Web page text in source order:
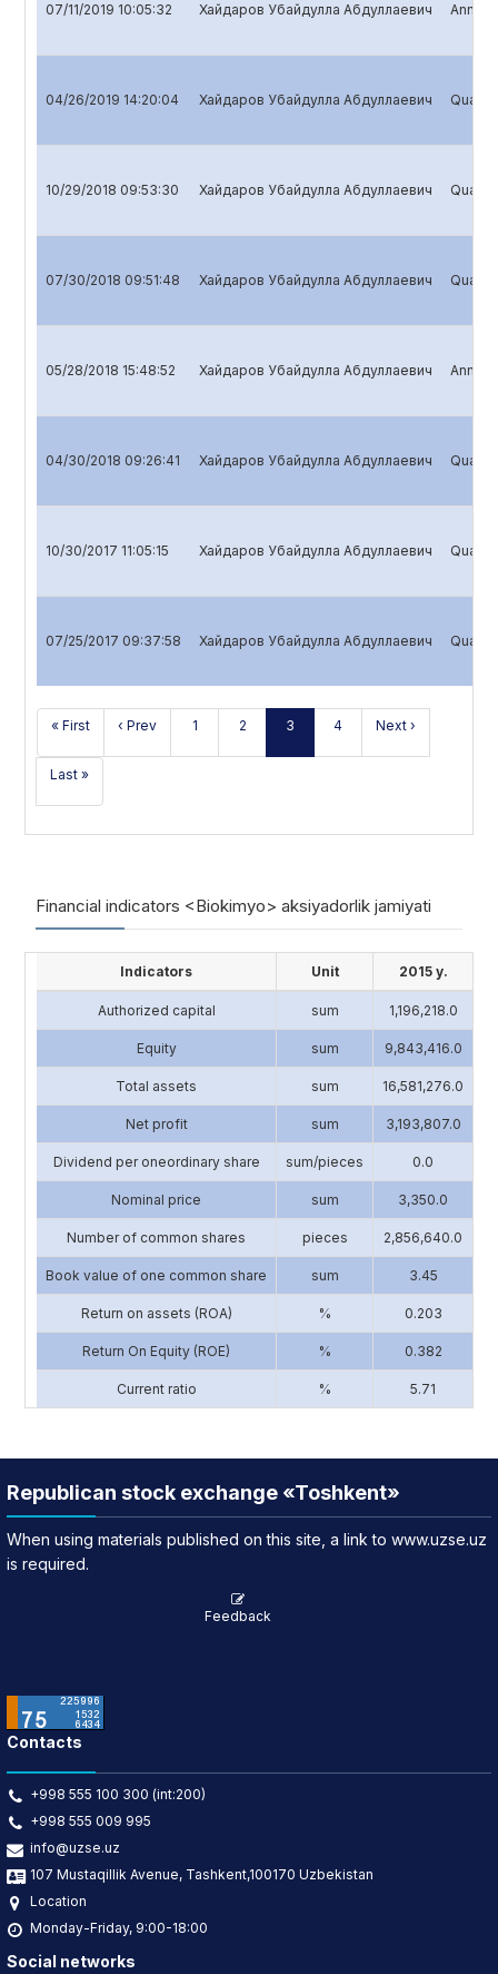
07/11/2019 10:05:32 Хайдаров Убайдулла Абдуллаевич
04/26/2019 14:20:04 Хайдаров Убайдулла Абдуллаевич
10/29/2018 09:53:30 Хайдаров Убайдулла Абдуллаевич
07/30/2018 09:51:48 Хайдаров Убайдулла Абдуллаевич
05/28/2018 15:48:52 Хайдаров Убайдулла Абдуллаевич
04/30/2018 09:26:41 Хайдаров Убайдулла Абдуллаевич
10/30/2017 11:05:15 Хайдаров Убайдулла Абдуллаевич
07/25/2017 09:37:58 Хайдаров Убайдулла Абдуллаевич
« First ‹ Prev 1 2 3 4 Next ›
Last »
Financial indicators <Biokimyo> aksiyadorlik jamiyati
Indicators Unit 2015 y.
Authorized capital sum 1,196,218.0
Equity sum 9,843,416.0
Total assets sum 16,581,276.0
Net profit sum 3,193,807.0
Dividend per oneordinary share sum/pieces 0.0
Nominal price sum 3,350.0
Number of common shares pieces 2,856,640.0
Book value of one common share sum 3.45
Return on assets (ROA) % 0.203
Return On Equity (ROE) % 0.382
Current ratio % 5.71
Republican stock exchange «Toshkent»
When using materials published on this site, a link to www.uzse.uz
is required.
Feedback
Contacts
+998 555 100 300 (int:200)
+998 555 009 995
info@uzse.uz
107 Mustaqillik Avenue, Tashkent,100170 Uzbekistan
Location
Monday-Friday, 9:00-18:00
Social networks